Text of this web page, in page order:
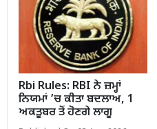
Rbi Rules: RBI ਨੇ ਜ਼ਮ੍ਹਾਂ
ਨਿਯਮਾਂ ’ਚ ਕੀਤਾ ਬਦਲਾਅ, 1
ਅਕਤੂਬਰ ਤੋਂ ਹੋਣਗੇ ਲਾਗੂ